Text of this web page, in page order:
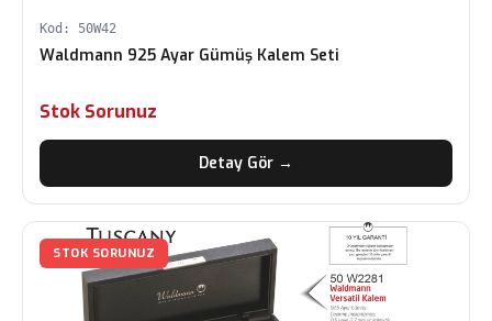
Kod: 50W42
Waldmann 925 Ayar Gümüş Kalem Seti
Stok Sorunuz
Detay Gör →
STOK SORUNUZ